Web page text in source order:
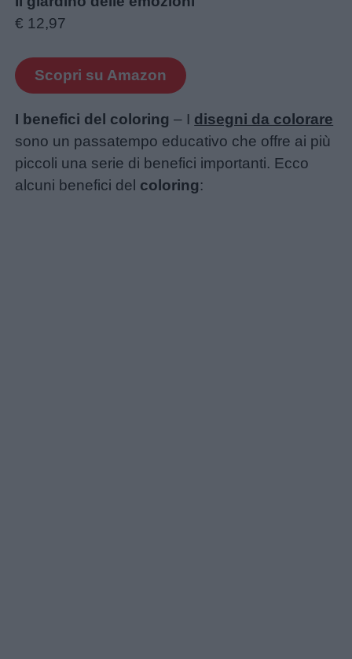
€ 12,97
Scopri su Amazon
I benefici del coloring – I disegni da colorare
sono un passatempo educativo che offre ai più
piccoli una serie di benefici importanti. Ecco
alcuni benefici del coloring: